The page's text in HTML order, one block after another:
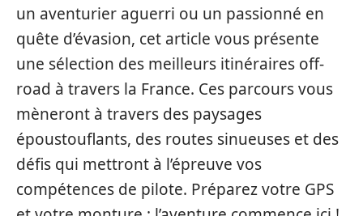
un aventurier aguerri ou un passionné en
quête d’évasion, cet article vous présente
une sélection des meilleurs itinéraires off-
road à travers la France. Ces parcours vous
mèneront à travers des paysages
époustouflants, des routes sinueuses et des
défis qui mettront à l’épreuve vos
compétences de pilote. Préparez votre GPS